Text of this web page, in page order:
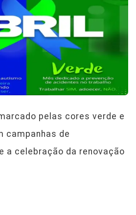
pelas cores verde e
campanhas de
a celebração da renovação